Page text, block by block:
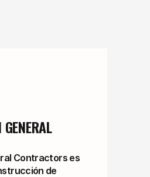
Contractors es
de